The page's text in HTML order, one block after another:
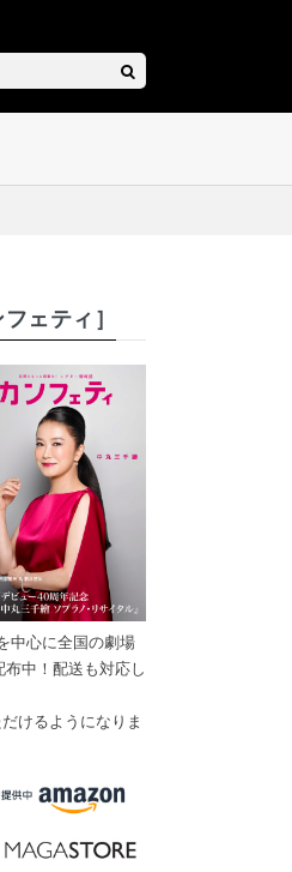
ェティ］
中心に全国の劇場
中！配送も対応し
けるようになりま